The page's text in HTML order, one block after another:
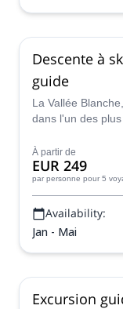
Descente à
guide
La Vallée
dans l'un des
À partir de
EUR 249
par personne pour 5
Availability:
Jan - Mai
Excursion